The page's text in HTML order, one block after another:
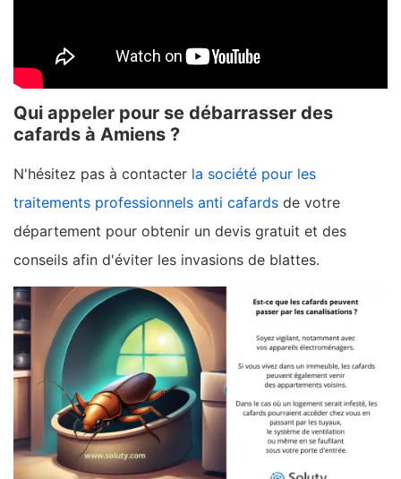
Qui appeler pour se débarrasser des
cafards à Amiens ?
N'hésitez pas à contacter la société pour les
traitements professionnels anti cafards de votre
département pour obtenir un devis gratuit et des
conseils afin d'éviter les invasions de blattes.